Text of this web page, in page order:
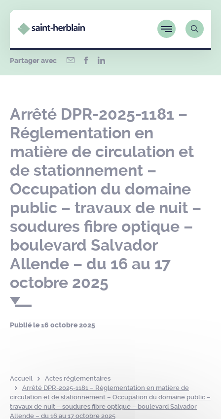
Partager avec
Arrêté DPR-2025-1181 –
Réglementation en
matière de circulation et
de stationnement –
Occupation du domaine
public – travaux de nuit –
soudures fibre optique –
boulevard Salvador
Allende – du 16 au 17
octobre 2025
Publié le16 octobre 2025
Accueil
Actes réglementaires
Arrêté DPR-2025-1181 – Réglementation en matière de
circulation et de stationnement – Occupation du domaine public –
travaux de nuit – soudures fibre optique – boulevard Salvador
Allende – du 16 au 17 octobre 2025